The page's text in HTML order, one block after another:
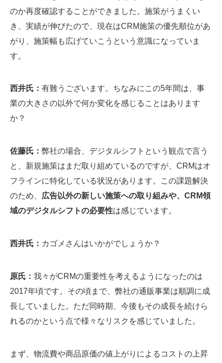
のか再度確認することができました。施策がうまくい
き、実績が伸びたので、現在はCRM施策の優先順位があ
がり、施策幅も広げていこうという意識になっていま
す。
西井氏： 有難うございます。ちなみにこの5年間は、事
業の大きさの以外で何か変化を感じることはあります
か？
佐藤氏： 弊社の場合、デジタルシフトという観点で言う
と、新規施策はまだ取り組めているのですが、CRMはオ
フラインに特化している状況があります。この課題解決
のため、 広告以外の新しい施策への取り組みや、CRM領
域のデジタルシフトの必要性は感じています。
西井氏： カゴメさんはいかがでしょうか？
原氏： 我々がCRMの重要性を考えるようになったのは
2017年頃です。その頃まで、弊社の通販事業は順調に成
長していました。ただ同時期、今後もその成長を続けら
れるのかという点で様々なリスクを感じていました。
まず、物流費や商品原価の値上がりによるコストの上昇